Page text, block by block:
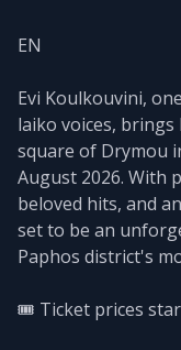
EN
Evi Koulkouvini,
laiko voices,
square of Drymou
August 2026. With
beloved hits, and
set to be an
Paphos district's
🎟️ Ticket prices